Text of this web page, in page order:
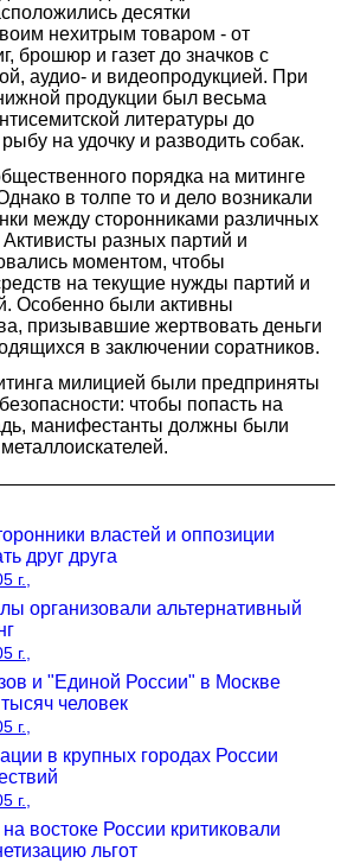
десятки
нехитрым товаром - от
брошюр и газет до значков с
аудио- и видеопродукцией. При
продукции был весьма
литературы до
на удочку и разводить собак.
порядка на митинге
в толпе то и дело возникали
между сторонниками различных
разных партий и
моментом, чтобы
на текущие нужды партий и
Особенно были активны
призывавшие жертвовать деньги
в заключении соратников.
милицией были предприняты
чтобы попасть на
манифестанты должны были
властей и оппозиции
друг друга
г.,
организовали альтернативный
г.,
и "Единой России" в Москве
человек
г.,
в крупных городах России
г.,
востоке России критиковали
льгот